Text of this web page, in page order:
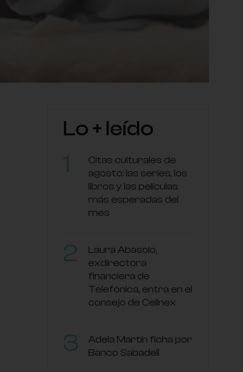
Lo + leído
Citas culturales de
agosto: las series, los
libros y las películas
más esperadas del
mes
Laura Abasolo,
exdirectora
financiera de
Telefónica, entra en el
consejo de Cellnex
Adela Martín ficha por
Banco Sabadell